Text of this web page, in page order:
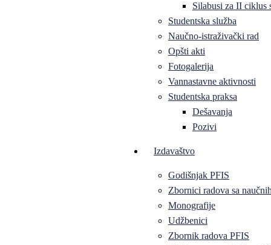
Silabusi za II ciklus
Studentska služba
Naučno-istraživački rad
Opšti akti
Fotogalerija
Vannastavne aktivnosti
Studentska praksa
Dešavanja
Pozivi
Izdavaštvo
Godišnjak PFIS
Zbornici radova sa
Monografije
Udžbenici
Zbornik radova PFIS